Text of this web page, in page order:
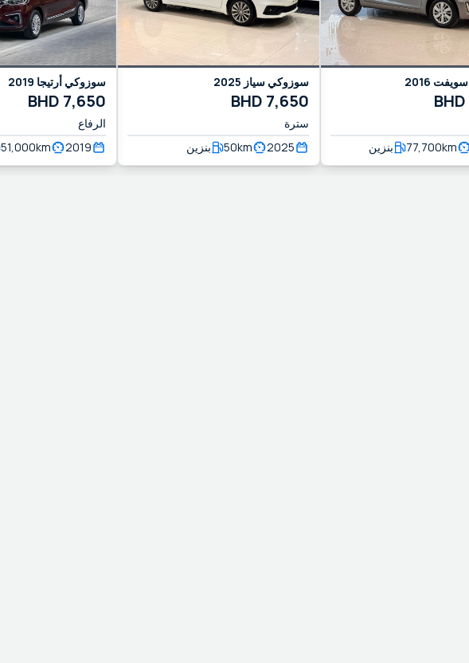
سويفت 2016
BHD
77,700km بنزين
سوزوكي سياز 2025
BHD 7,650
سترة
2025
50km بنزين
سوزوكي أرتيجا 2019
BHD 7,650
الرفاع
2019
51,000km